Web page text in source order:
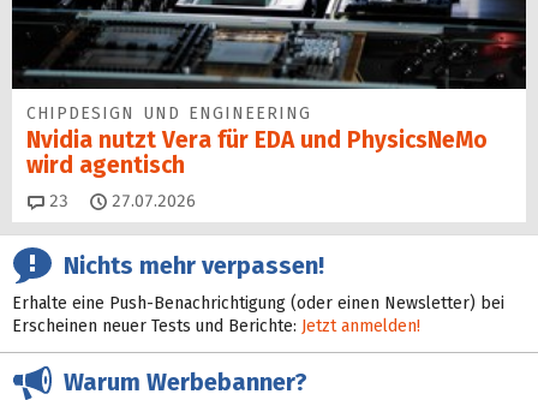
CHIPDESIGN UND ENGINEERING
Nvidia nutzt Vera für EDA und PhysicsNeMo
wird agentisch
23 Kommentare
27.07.2026
Nichts mehr verpassen!
Erhalte eine Push-Benachrichtigung (oder einen Newsletter) bei
Erscheinen neuer Tests und Berichte: Jetzt anmelden!
Warum Werbebanner?